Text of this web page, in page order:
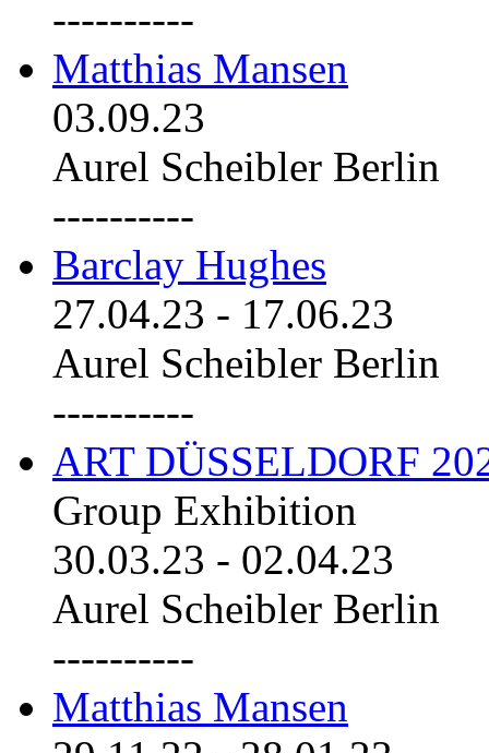
----------
Matthias Mansen
03.09.23
Aurel Scheibler Berlin
----------
Barclay Hughes
27.04.23 - 17.06.23
Aurel Scheibler Berlin
----------
ART DÜSSELDORF
Group Exhibition
30.03.23 - 02.04.23
Aurel Scheibler Berlin
----------
Matthias Mansen